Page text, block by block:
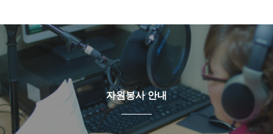
자원봉사 안내